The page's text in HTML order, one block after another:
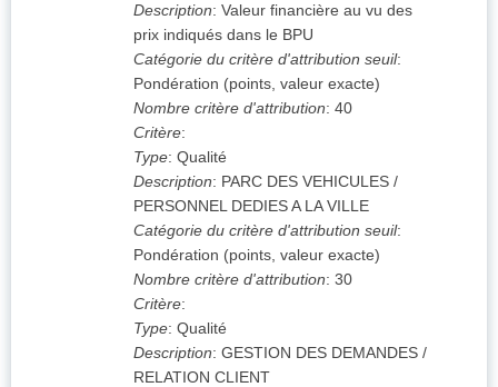
Description: Valeur financière au vu des
prix indiqués dans le BPU
Catégorie du critère d'attribution seuil:
Pondération (points, valeur exacte)
Nombre critère d'attribution: 40
Critère:
Type: Qualité
Description: PARC DES VEHICULES /
PERSONNEL DEDIES A LA VILLE
Catégorie du critère d'attribution seuil:
Pondération (points, valeur exacte)
Nombre critère d'attribution: 30
Critère:
Type: Qualité
Description: GESTION DES DEMANDES /
RELATION CLIENT